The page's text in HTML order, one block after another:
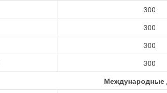
300
300
300
300
Международные